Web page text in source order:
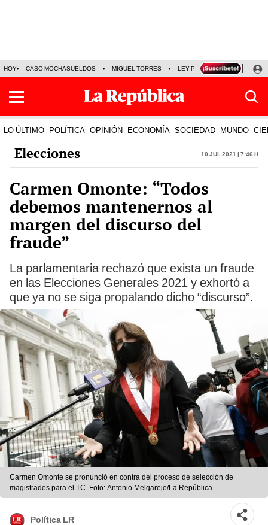
HOY CASO MOCHASUELDOS MIGUEL TORRES LEY PULPÍN PRECIO DEL
LO ÚLTIMO POLÍTICA OPINIÓN ECONOMÍA SOCIEDAD MUNDO
Elecciones 10 Jul 2021 | 7:46 h
Carmen Omonte: “Todos
debemos mantenernos al
margen del discurso del
fraude”
La parlamentaria rechazó que exista un fraude
en las Elecciones Generales 2021 y exhortó a
que ya no se siga propalando dicho “discurso”.
Carmen Omonte se pronunció en contra del proceso de selección de
magistrados para el TC. Foto: Antonio Melgarejo/La República
Política LR